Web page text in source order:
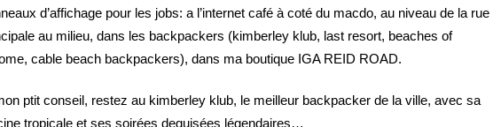
d’affichage pour les jobs: a l’internet café à coté du macdo, au niveau de la rue
au milieu, dans les backpackers (kimberley klub, last resort, beaches of
cable beach backpackers), dans ma boutique IGA REID ROAD.
ptit conseil, restez au kimberley klub, le meilleur backpacker de la ville, avec sa
tropicale et ses soirées deguisées légendaires…